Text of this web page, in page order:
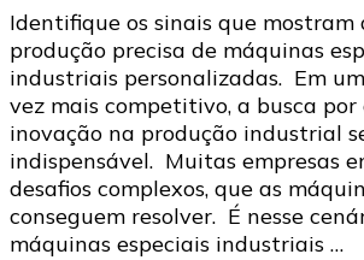
Identifique os sinais que mostram
produção precisa de máquinas
industriais personalizadas. Em
vez mais competitivo, a busca por
inovação na produção industrial
indispensável. Muitas empresas
desafios complexos, que as
conseguem resolver. É nesse
máquinas especiais industriais …